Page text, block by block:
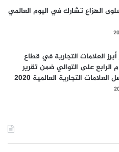
الهزاع تشارك في اليوم العالمي
العلامات التجارية في قطاع
الرابع على التوالي ضمن تقرير
العلامات التجارية العالمية 2020